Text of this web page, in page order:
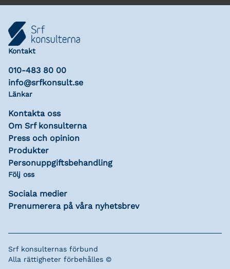
Kontakt
010-483 80 00
info@srfkonsult.se
Länkar
Kontakta oss
Om Srf konsulterna
Press och opinion
Produkter
Personuppgiftsbehandling
Följ oss
Sociala medier
Prenumerera på våra nyhetsbrev
Srf konsulternas förbund
Alla rättigheter förbehålles ©